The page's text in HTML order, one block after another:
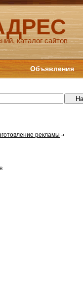
каталог сайтов
Объявления
рекламы